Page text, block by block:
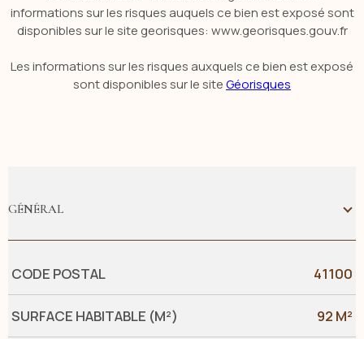
informations sur les risques auquels ce bien est exposé sont
disponibles sur le site georisques: www.georisques.gouv.fr
Les informations sur les risques auxquels ce bien est exposé
sont disponibles sur le siteGéorisques
GÉNÉRAL
Caractérisque Valeurs
CODE POSTAL 41100
SURFACE HABITABLE (M²) 92 M²